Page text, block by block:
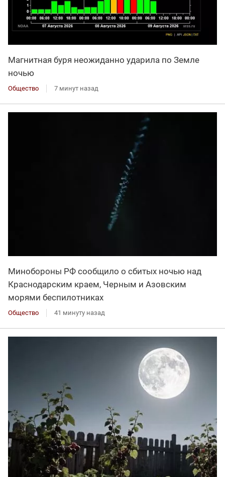
Магнитная буря неожиданно ударила по Земле
ночью
Общество 7 минут назад
Минобороны РФ сообщило о сбитых ночью над
Краснодарским краем, Черным и Азовским
морями беспилотниках
Общество 41 минуту назад